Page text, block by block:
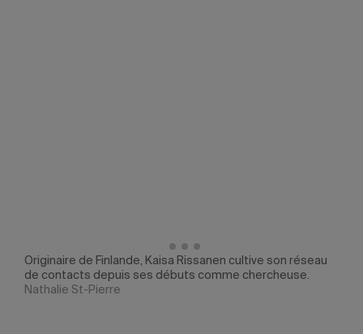
Originaire de Finlande, Kaisa Rissanen cultive son réseau
de contacts depuis ses débuts comme chercheuse.
Nathalie St-Pierre